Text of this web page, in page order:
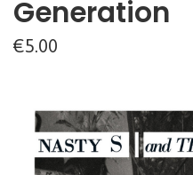
Generation
€5.00